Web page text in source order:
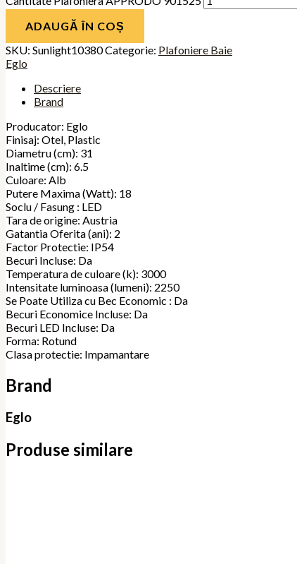
ADAUGĂ ÎN COȘ
SKU: Sunlight10380Categorie: Plafoniere Baie
Eglo
Descriere
Brand
Producator: Eglo
Finisaj: Otel, Plastic
Diametru (cm): 31
Inaltime (cm): 6.5
Culoare: Alb
Putere Maxima (Watt): 18
Soclu / Fasung : LED
Tara de origine: Austria
Gatantia Oferita (ani): 2
Factor Protectie: IP54
Becuri Incluse: Da
Temperatura de culoare (k): 3000
Intensitate luminoasa (lumeni): 2250
Se Poate Utiliza cu Bec Economic : Da
Becuri Economice Incluse: Da
Becuri LED Incluse: Da
Forma: Rotund
Clasa protectie: Impamantare
Brand
Eglo
Produse similare